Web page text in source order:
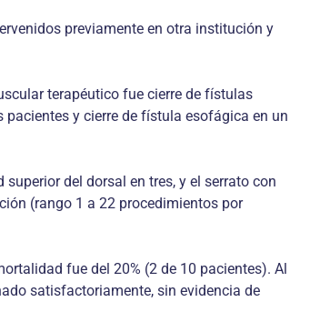
previamente en otra institución y
terapéutico fue cierre de fístulas
y cierre de fístula esofágica en un
del dorsal en tres, y el serrato con
(rango 1 a 22 procedimientos por
fue del 20% (2 de 10 pacientes). Al
satisfactoriamente, sin evidencia de